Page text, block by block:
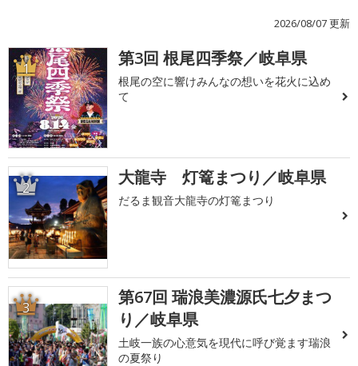
2026/08/07 更新
1 第3回 根尾四季祭／岐阜県
根尾の空に響けみんなの想いを花火に込め
て
2 大龍寺 灯篭まつり／岐阜県
だるま観音大龍寺の灯篭まつり
3
第67回 瑞浪美濃源氏七夕まつ
り／岐阜県
土岐一族の心意気を現代に呼び覚ます瑞浪
の夏祭り